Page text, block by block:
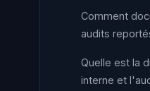
Comment
audits
Quelle est la
interne et